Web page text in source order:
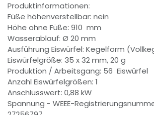
Produktinformationen:
Füße höhenverstellbar: nein
Höhe ohne Füße: 910 mm
Wasserablauf: Ø 20 mm
Ausführung Eiswürfel: Kegelform
Eiswürfelgröße: 35 x 32 mm, 20 g
Produktion / Arbeitsgang: 56 Eiswürfel
Anzahl Eiswürfelgrößen: 1
Anschlusswert: 0,88 kW
Spannung - WEEE-